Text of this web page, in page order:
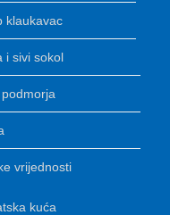
klaukavac
i sivi sokol
vrijednosti
kuća